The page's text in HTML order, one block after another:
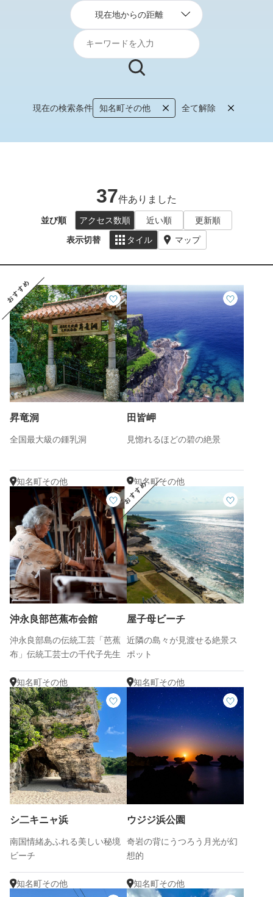
現在地からの距離
現在の検索条件 知名町その他 全て解除
37件ありました
並び順 アクセス数順 近い順
更新順
表示切替
タイル マップ
昇竜洞
全国最大級の鍾乳洞
知名町その他
田皆岬
見惚れるほどの碧の絶景
知名町その他
沖永良部芭蕉布会館
沖永良部島の伝統工芸「芭蕉
布」伝統工芸士の千代子先生
知名町その他
屋子母ビーチ
近隣の島々が見渡せる絶景ス
ポット
知名町その他
シ二キニャ浜
南国情緒あふれる美しい秘境
ビーチ
知名町その他
ウジジ浜公園
奇岩の背にうつろう月光が幻
想的
知名町その他